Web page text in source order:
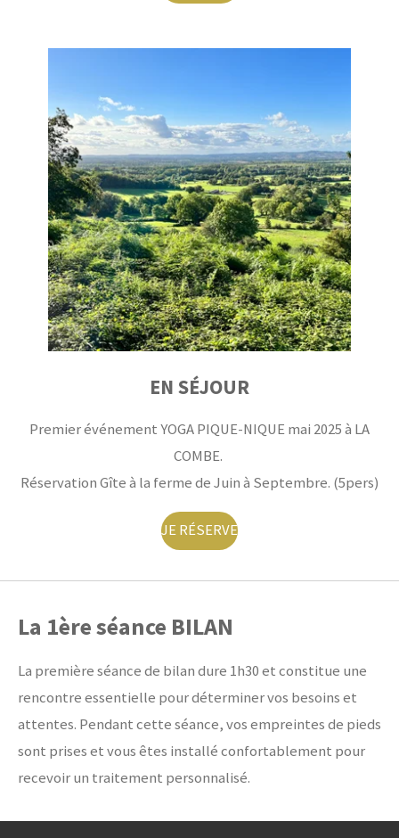
EN SÉJOUR
Premier événement YOGA PIQUE-NIQUE mai 2025 à LA
COMBE.
Réservation Gîte à la ferme de Juin à Septembre. (5pers)
JE RÉSERVE
La 1ère séance BILAN
La première séance de bilan dure 1h30 et constitue une
rencontre essentielle pour déterminer vos besoins et
attentes. Pendant cette séance, vos empreintes de pieds
sont prises et vous êtes installé confortablement pour
recevoir un traitement personnalisé.